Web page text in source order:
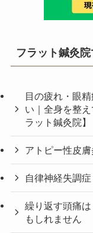
フラット鍼灸
目の疲れ・眼
い｜全身を整
ラット鍼灸院】
アトピー性皮膚
自律神経失調症
繰り返す頭痛
もしれません